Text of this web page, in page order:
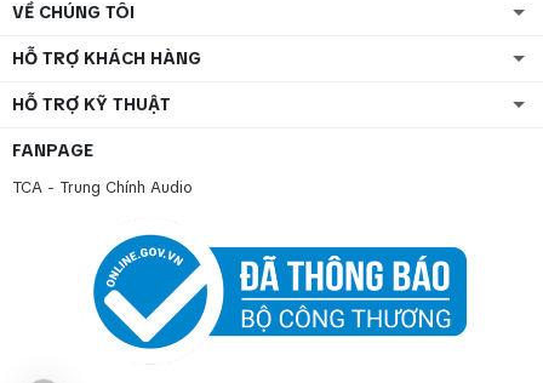
VỀ CHÚNG TÔI
HỖ TRỢ KHÁCH HÀNG
HỖ TRỢ KỸ THUẬT
FANPAGE
TCA - Trung Chính Audio